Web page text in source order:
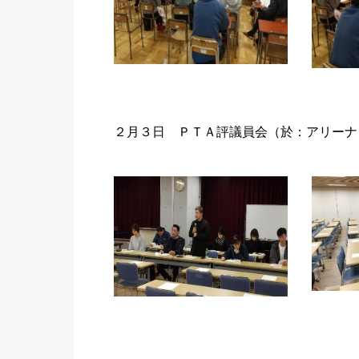
２月３日 ＰＴＡ評議員会（於：アリー